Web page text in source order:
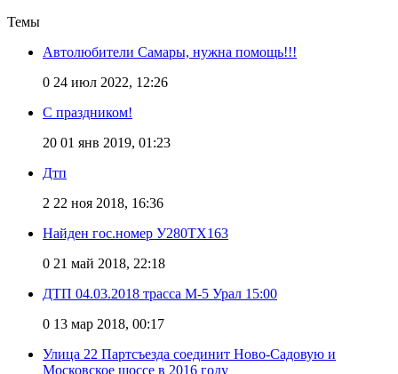
Темы
Автолюбители Самары, нужна помощь!!!
0 24 июл 2022, 12:26
С праздником!
20 01 янв 2019, 01:23
Дтп
2 22 ноя 2018, 16:36
Найден гос.номер У280ТХ163
0 21 май 2018, 22:18
ДТП 04.03.2018 трасса М-5 Урал 15:00
0 13 мар 2018, 00:17
Улица 22 Партсъезда соединит Ново-Садовую и
Московское шоссе в 2016 году